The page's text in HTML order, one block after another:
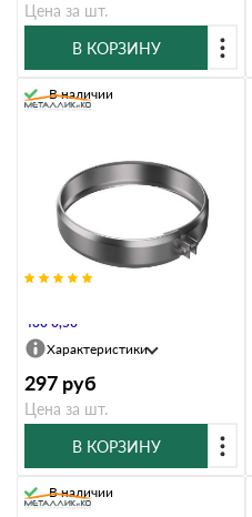
Цена за шт.
В КОРЗИНУ
430 0,50
В наличии
Характеристики
297 руб
Цена за шт.
В КОРЗИНУ
В наличии